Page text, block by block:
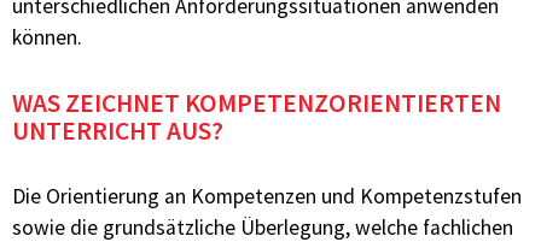
unterschiedlichen Anforderungssituationen anwenden
können.
WAS ZEICHNET KOMPETENZORIENTIERTEN
UNTERRICHT AUS?
Die Orientierung an Kompetenzen und Kompetenzstufen
sowie die grundsätzliche Überlegung, welche fachlichen